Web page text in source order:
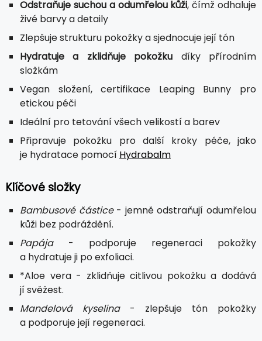
Odstraňuje suchou a odumřelou kůži, čímž odhaluje
živé barvy a detaily
Zlepšuje strukturu pokožky a sjednocuje její tón
Hydratuje a zklidňuje pokožku díky přírodním
složkám
Vegan složení, certifikace Leaping Bunny pro
etickou péči
Ideální pro tetování všech velikostí a barev
Připravuje pokožku pro další kroky péče, jako
je hydratace pomocí Hydrabalm
Klíčové složky
Bambusové částice- jemně odstraňují odumřelou
kůži bez podráždění.
Papája- podporuje regeneraci pokožky
a hydratuje ji po exfoliaci.
*Aloe vera - zklidňuje citlivou pokožku a dodává
jí svěžest.
Mandelová kyselina- zlepšuje tón pokožky
a podporuje její regeneraci.